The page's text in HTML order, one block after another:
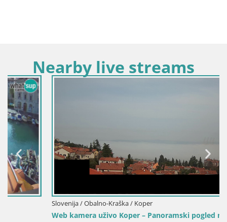
Nearby live streams
Slovenija / Obalno-Kraška / Koper
Web kamera uživo Koper – Panoramski pogled na grad i